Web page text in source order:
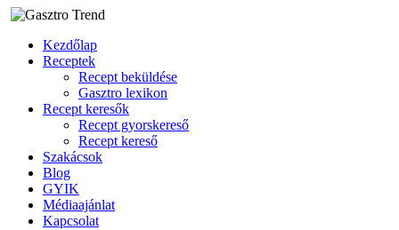
Kezdőlap
Receptek
Recept beküldése
Gasztro lexikon
Recept keresők
Recept gyorskereső
Recept kereső
Szakácsok
Blog
GYIK
Médiaajánlat
Kapcsolat